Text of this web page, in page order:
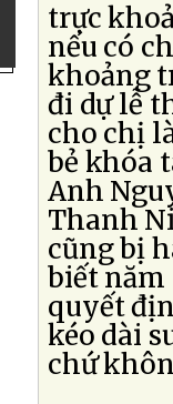
trực
nếu có
khoảng
đi dự lễ
cho chị
bẻ khóa
Anh
Thanh
cũng bị
biết năm
quyết
kéo dài
chứ